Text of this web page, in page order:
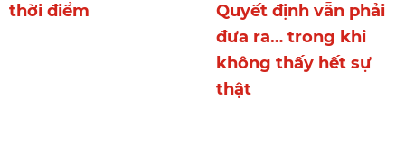
thời điểm
Quyết định vẫn phải
đưa ra… trong khi
không thấy hết sự
thật